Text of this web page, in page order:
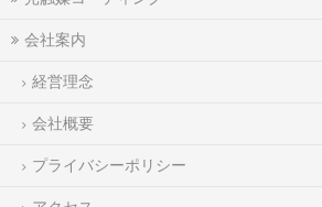
会社案内
経営理念
会社概要
プライバシーポリシー